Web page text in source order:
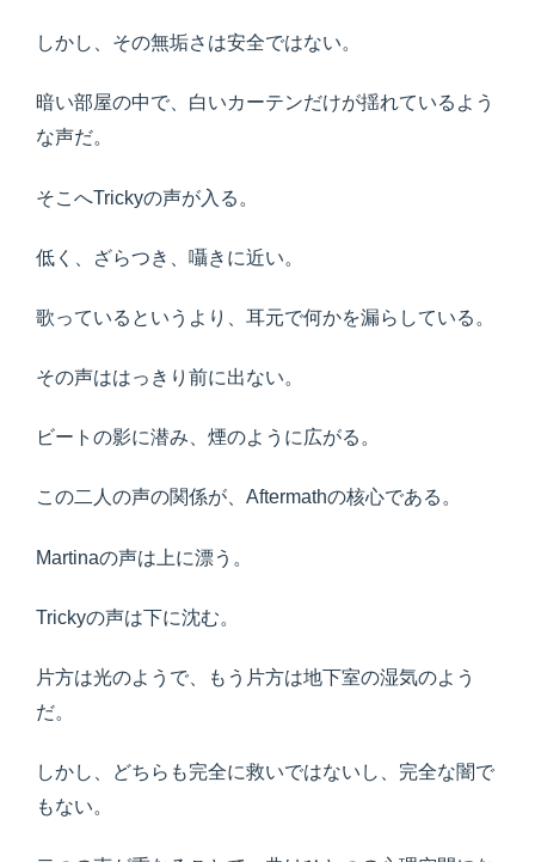
しかし、その無垢さは安全ではない。
暗い部屋の中で、白いカーテンだけが揺れているよう
な声だ。
そこへTrickyの声が入る。
低く、ざらつき、囁きに近い。
歌っているというより、耳元で何かを漏らしている。
その声ははっきり前に出ない。
ビートの影に潜み、煙のように広がる。
この二人の声の関係が、Aftermathの核心である。
Martinaの声は上に漂う。
Trickyの声は下に沈む。
片方は光のようで、もう片方は地下室の湿気のよう
だ。
しかし、どちらも完全に救いではないし、完全な闇で
もない。